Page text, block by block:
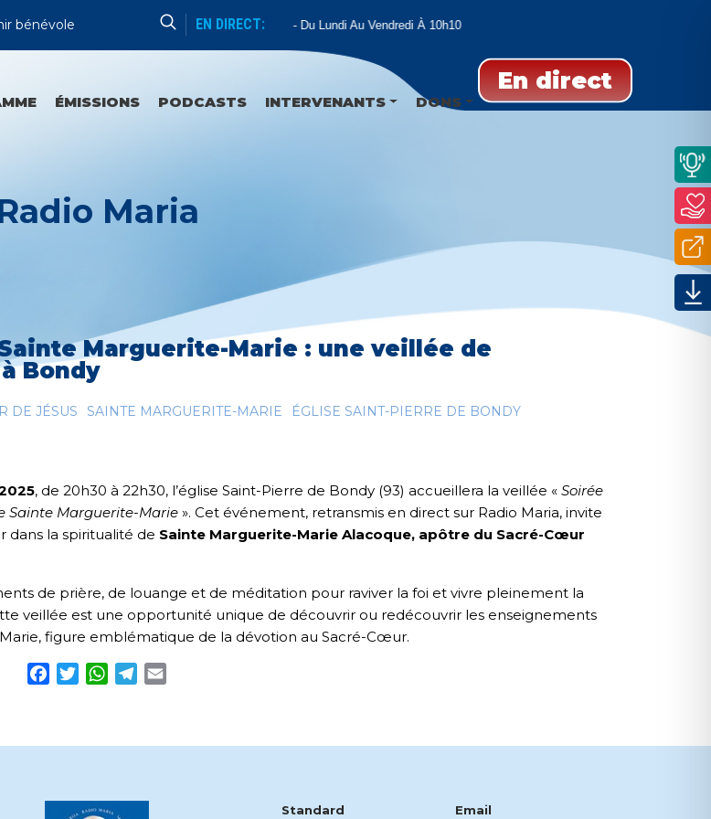
bénévole EN DIRECT:
Catéchèse Du Père Mathieu Du Lundi Au Vendredi À 10h10
En direct
ÉMISSIONS PODCASTS INTERVENANTS DONS
Maria
Marguerite-Marie : une veillée de
Bondy
DE JÉSUS SAINTE MARGUERITE-MARIE ÉGLISE SAINT-PIERRE DE BONDY
, de 20h30 à 22h30, l’église Saint-Pierre de Bondy (93) accueillera la veillée « Soirée
Sainte Marguerite-Marie ». Cet événement, retransmis en direct sur Radio Maria, invite
dans la spiritualité de Sainte Marguerite-Marie Alacoque, apôtre du Sacré-Cœur
de prière, de louange et de méditation pour raviver la foi et vivre pleinement la
veillée est une opportunité unique de découvrir ou redécouvrir les enseignements
figure emblématique de la dévotion au Sacré-Cœur.
Facebook
TwitterWhatsApp
Telegram
Standard Email